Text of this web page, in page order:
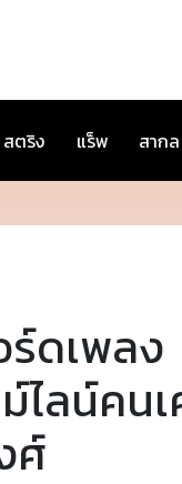
สตริง แร็พ สากล
ดเพลง
ไลน์คน
ศ์